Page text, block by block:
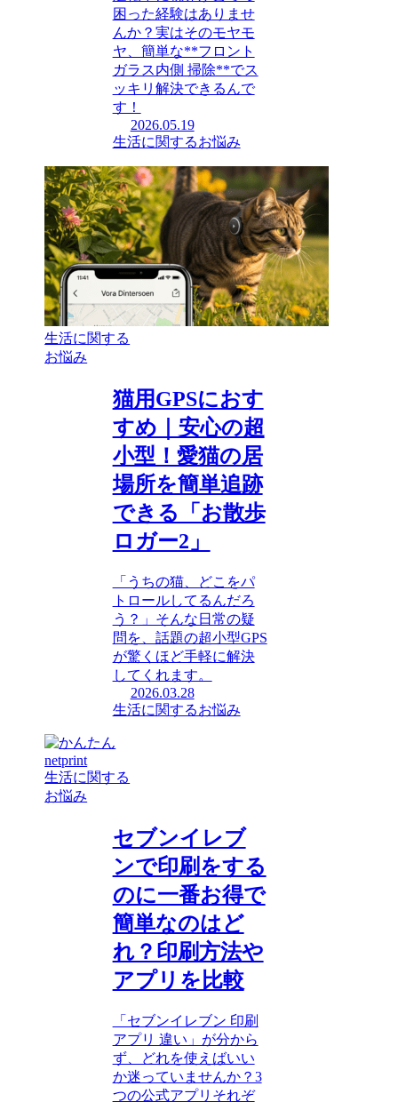
困った経験はありませ
んか？実はそのモヤモ
ヤ、簡単な**フロント
ガラス内側 掃除**でス
ッキリ解決できるんで
す！
2026.05.19
生活に関するお悩み
生活に関する
お悩み
猫用GPSにおす
すめ｜安心の超
小型！愛猫の居
場所を簡単追跡
できる「お散歩
ロガー2」
「うちの猫、どこをパ
トロールしてるんだろ
う？」そんな日常の疑
問を、話題の超小型GPS
が驚くほど手軽に解決
してくれます。
2026.03.28
生活に関するお悩み
生活に関する
お悩み
セブンイレブ
ンで印刷をする
のに一番お得で
簡単なのはど
れ？印刷方法や
アプリを比較
「セブンイレブン 印刷
アプリ 違い」が分から
ず、どれを使えばいい
か迷っていませんか？3
つの公式アプリそれぞ